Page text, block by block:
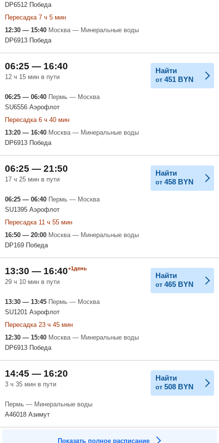
DP6512 Победа
Пересадка 7 ч 5 мин
12:30 — 15:40 Москва — Минеральные воды
DP6913 Победа
06:25 — 16:40
12 ч 15 мин в пути
Найти
от 451 BYN
06:25 — 06:40 Пермь — Москва
SU6556 Аэрофлот
Пересадка 6 ч 40 мин
13:20 — 16:40 Москва — Минеральные воды
DP6913 Победа
06:25 — 21:50
17 ч 25 мин в пути
Найти
от 458 BYN
06:25 — 06:40 Пермь — Москва
SU1395 Аэрофлот
Пересадка 11 ч 55 мин
16:50 — 20:00 Москва — Минеральные воды
DP169 Победа
13:30 — 16:40+1день
29 ч 10 мин в пути
Найти
от 465 BYN
13:30 — 13:45 Пермь — Москва
SU1201 Аэрофлот
Пересадка 23 ч 45 мин
12:30 — 15:40 Москва — Минеральные воды
DP6913 Победа
14:45 — 16:20
3 ч 35 мин в пути
Найти
от 508 BYN
Пермь — Минеральные воды
A46018 Азимут
Показать полное расписание